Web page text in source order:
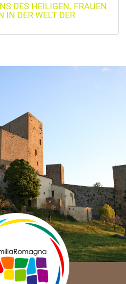
DES HEILIGEN. FRAUEN
IN DER WELT DER